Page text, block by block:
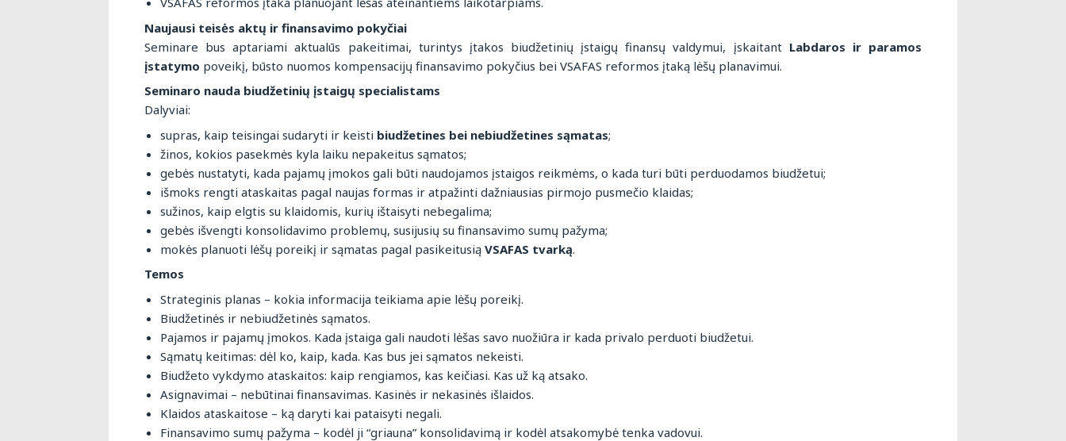
Naujausi teisės aktų ir finansavimo pokyčiai
Seminare bus aptariami aktualūs pakeitimai, turintys įtakos biudžetinių įstaigų finansų valdymui, įskaitant Labdaros ir paramos
įstatymo poveikį, būsto nuomos kompensacijų finansavimo pokyčius bei VSAFAS reformos įtaką lėšų planavimui.
Seminaro nauda biudžetinių įstaigų specialistams
Dalyviai:
supras, kaip teisingai sudaryti ir keisti biudžetines bei nebiudžetines sąmatas;
žinos, kokios pasekmės kyla laiku nepakeitus sąmatos;
gebės nustatyti, kada pajamų įmokos gali būti naudojamos įstaigos reikmėms, o kada turi būti perduodamos biudžetui;
išmoks rengti ataskaitas pagal naujas formas ir atpažinti dažniausias pirmojo pusmečio klaidas;
sužinos, kaip elgtis su klaidomis, kurių ištaisyti nebegalima;
gebės išvengti konsolidavimo problemų, susijusių su finansavimo sumų pažyma;
mokės planuoti lėšų poreikį ir sąmatas pagal pasikeitusią VSAFAS tvarką.
Temos
Strateginis planas – kokia informacija teikiama apie lėšų poreikį.
Biudžetinės ir nebiudžetinės sąmatos.
Pajamos ir pajamų įmokos. Kada įstaiga gali naudoti lėšas savo nuožiūra ir kada privalo perduoti biudžetui.
Sąmatų keitimas: dėl ko, kaip, kada. Kas bus jei sąmatos nekeisti.
Biudžeto vykdymo ataskaitos: kaip rengiamos, kas keičiasi. Kas už ką atsako.
Asignavimai – nebūtinai finansavimas. Kasinės ir nekasinės išlaidos.
Klaidos ataskaitose – ką daryti kai pataisyti negali.
Finansavimo sumų pažyma – kodėl ji “griauna” konsolidavimą ir kodėl atsakomybė tenka vadovui.